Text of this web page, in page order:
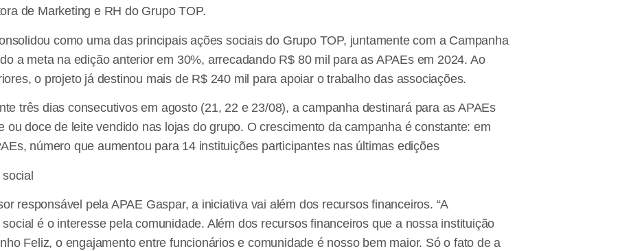
de Marketing e RH do Grupo TOP.
como uma das principais ações sociais do Grupo TOP, juntamente com a Campanha
a meta na edição anterior em 30%, arrecadando R$ 80 mil para as APAEs em 2024. Ao
o projeto já destinou mais de R$ 240 mil para apoiar o trabalho das associações.
três dias consecutivos em agosto (21, 22 e 23/08), a campanha destinará para as APAEs
ou doce de leite vendido nas lojas do grupo. O crescimento da campanha é constante: em
número que aumentou para 14 instituições participantes nas últimas edições
responsável pela APAE Gaspar, a iniciativa vai além dos recursos financeiros. “A
é o interesse pela comunidade. Além dos recursos financeiros que a nossa instituição
Feliz, o engajamento entre funcionários e comunidade é nosso bem maior. Só o fato de a